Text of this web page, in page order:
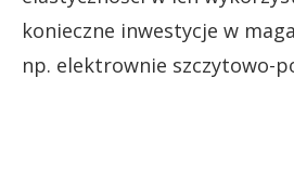
konieczne inwestycje w
np. elektrownie szczytowo-